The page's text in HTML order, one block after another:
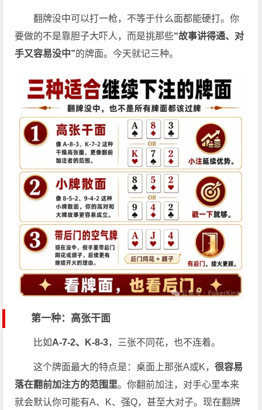
翻牌没中可以打一枪，不等于什么面都能硬打。你
要做的不是靠胆子大吓人，而是挑那些“故事讲得通、对
手又容易没中”的牌面。今天就记三种。
第一种：高张干面
比如A-7-2、K-8-3，三张不同花，也不连着。
这个牌面最大的特点是：桌面上那张A或K，很容易
落在翻前加注方的范围里。你翻前加注，对手心里本来
就会默认你可能有A、K、强Q，甚至大对子。现在翻牌